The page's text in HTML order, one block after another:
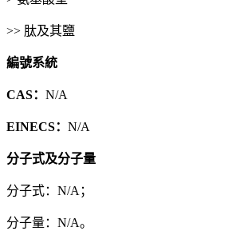
>> 肽及其鹽
編號系統
CAS： N/A
EINECS： N/A
分子式及分子量
分子式：N/A；
分子量：N/A。